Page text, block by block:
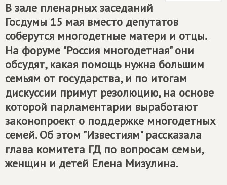
В зале пленарных заседаний
Госдумы 15 мая вместо депутатов
соберутся многодетные матери и отцы.
На форуме "Россия многодетная" они
обсудят, какая помощь нужна большим
семьям от государства, и по итогам
дискуссии примут резолюцию, на основе
которой парламентарии выработают
законопроект о поддержке многодетных
семей. Об этом "Известиям" рассказала
глава комитета ГД по вопросам семьи,
женщин и детей Елена Мизулина.